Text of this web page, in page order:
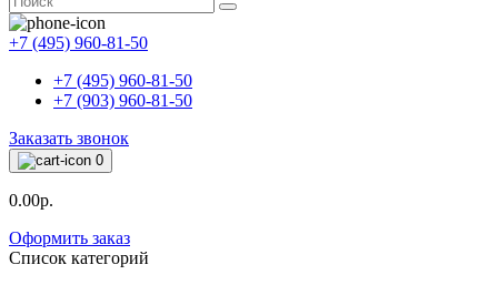
+7 (495) 960-81-50
+7 (495) 960-81-50
+7 (903) 960-81-50
Заказать звонок
0
0.00р.
Оформить заказ
Список категорий